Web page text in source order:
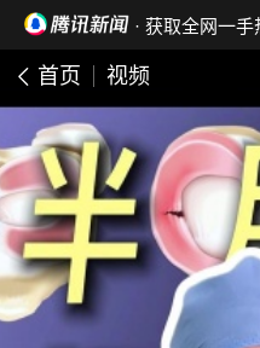
· 获取全网一手
首页 视频